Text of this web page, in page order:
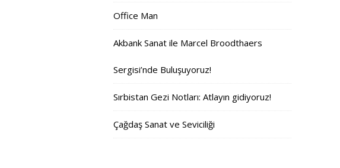
Office Man
Akbank Sanat ile Marcel Broodthaers
Sergisi’nde Buluşuyoruz!
Sırbistan Gezi Notları: Atlayın gidiyoruz!
Çağdaş Sanat ve Seviciliği